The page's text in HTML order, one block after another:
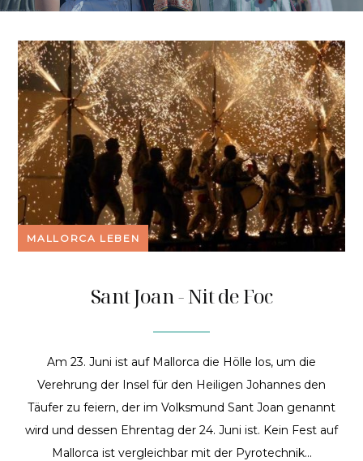
MALLORCA LEBEN
Sant Joan - Nit de Foc
Am 23. Juni ist auf Mallorca die Hölle los, um die
Verehrung der Insel für den Heiligen Johannes den
Täufer zu feiern, der im Volksmund Sant Joan genannt
wird und dessen Ehrentag der 24. Juni ist. Kein Fest auf
Mallorca ist vergleichbar mit der Pyrotechnik...